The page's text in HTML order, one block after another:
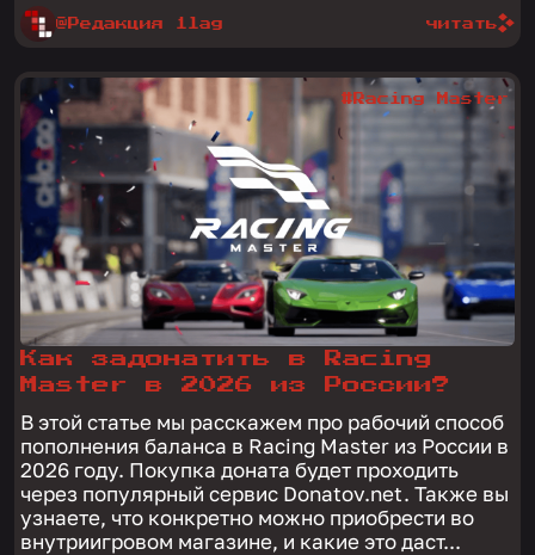
@Редакция 1lag читать
Как задонатить в Racing
Master в 2026 из России?
В этой статье мы расскажем про рабочий способ
пополнения баланса в Racing Master из России в
2026 году. Покупка доната будет проходить
через популярный сервис Donatov.net. Также вы
узнаете, что конкретно можно приобрести во
внутриигровом магазине, и какие это даст...
#Racing Master